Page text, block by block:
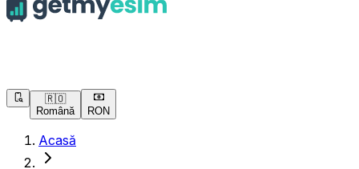
🇷🇴
Română
RON
Acasă